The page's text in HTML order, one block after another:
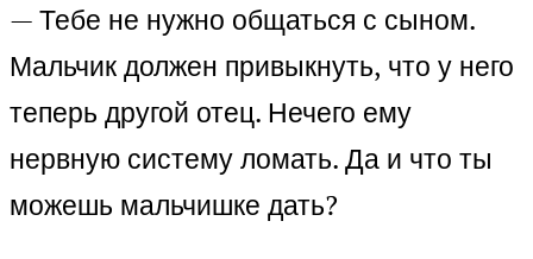
— Тебе не нужно общаться с сыном.
Мальчик должен привыкнуть, что у него
теперь другой отец. Нечего ему
нервную систему ломать. Да и что ты
можешь мальчишке дать?